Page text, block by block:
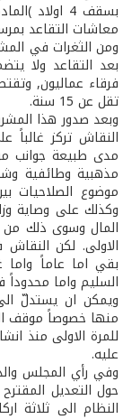
معاشات التقاعد
ومن الثغرات في
بعد التقاعد ولا
فرقاء عماليون,
تقل عن 15 سنة.
وبعد صدور هذا
النقاش تركز
مدى طبيعة جوانب
مذهبية وطائفية
موضوع الصلاحيات
وكذلك على وصاية
المال وسوى ذلك من
الاولى. لكن
بقي اما عاماً واما
السليم واما محدوداً
ويمكن ان يستدلّ
منها خصوصاً موقف
للمرة الاولى منذ
عليه.
وفي رأي المجلس
حول التعديل
النظام الى ثلاثة